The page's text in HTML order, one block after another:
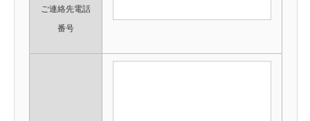
ご連絡先電話
番号